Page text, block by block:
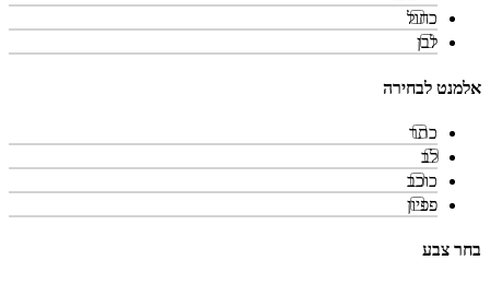
כחול
לבן
אלמנט לבחירה
כתר
לב
כוכב
פפיון
בחר צבע